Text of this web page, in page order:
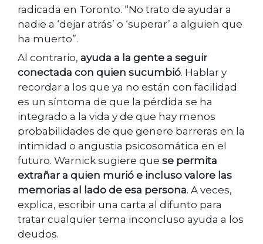
radicada en Toronto. “No trato de ayudar a
nadie a ‘dejar atrás’ o ‘superar’ a alguien que
ha muerto”.
Al contrario, ayuda a la gente a seguir
conectada con quien sucumbió. Hablar y
recordar a los que ya no están con facilidad
es un síntoma de que la pérdida se ha
integrado a la vida y de que hay menos
probabilidades de que genere barreras en la
intimidad o angustia psicosomática en el
futuro. Warnick sugiere que se permita
extrañar a quien murió e incluso valore las
memorias al lado de esa persona. A veces,
explica, escribir una carta al difunto para
tratar cualquier tema inconcluso ayuda a los
deudos.